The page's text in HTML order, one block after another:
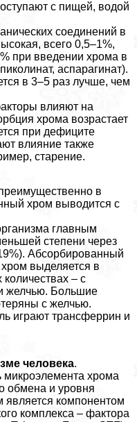
с пищей, водой
соединений в
всего 0,5–1%,
при введении хрома в
аспарагинат).
в 3–5 раз лучше, чем
влияют на
хрома возрастает
при дефиците
влияние также
старение.
в
хром выводится с
главным
степени через
Абсорбированный
выделяется в
– с
желчью. Большие
с желчью.
играют трaнcферрин и
человека.
хрома
обмена и уровня
является компонентом
комплекса – фактора